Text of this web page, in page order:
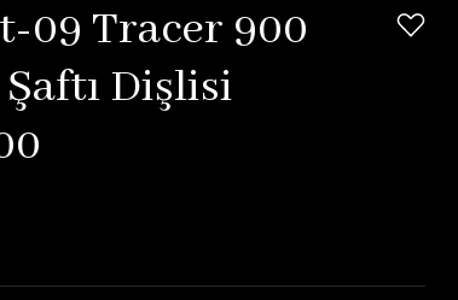
09 Tracer 900
Dişlisi